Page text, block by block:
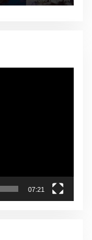
05:08
07:21